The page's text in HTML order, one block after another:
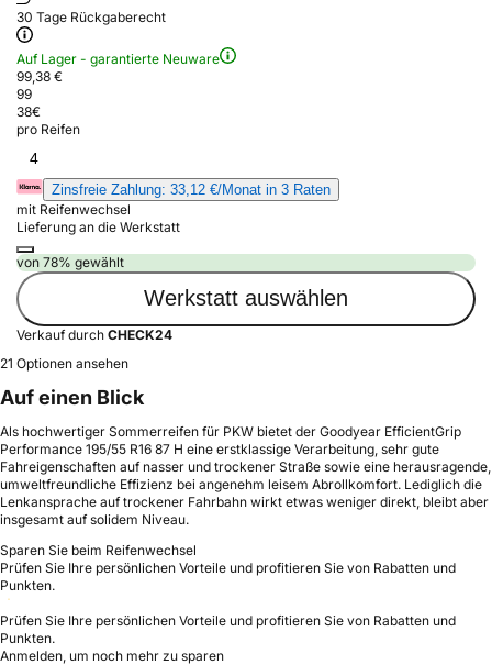
30 Tage Rückgaberecht
Auf Lager - garantierte Neuware
99,38 €
99
38€
pro Reifen
4
Zinsfreie Zahlung: 33,12 €/Monat in 3 Raten
mit Reifenwechsel
Lieferung an die Werkstatt
von 78% gewählt
Werkstatt auswählen
Verkauf durch CHECK24
21 Optionen ansehen
Auf einen Blick
Als hochwertiger Sommerreifen für PKW bietet der Goodyear EfficientGrip
Performance 195/55 R16 87 H eine erstklassige Verarbeitung, sehr gute
Fahreigenschaften auf nasser und trockener Straße sowie eine herausragende,
umweltfreundliche Effizienz bei angenehm leisem Abrollkomfort. Lediglich die
Lenkansprache auf trockener Fahrbahn wirkt etwas weniger direkt, bleibt aber
insgesamt auf solidem Niveau.
Sparen Sie beim Reifenwechsel
Prüfen Sie Ihre persönlichen Vorteile und profitieren Sie von Rabatten und
Punkten.
Prüfen Sie Ihre persönlichen Vorteile und profitieren Sie von Rabatten und
Punkten.
Anmelden, um noch mehr zu sparen